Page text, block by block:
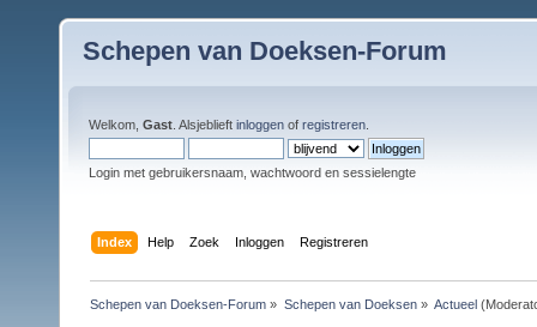
Schepen van Doeksen-Forum
Welkom, Gast . Alsjeblieft inloggen of registreren
Login met gebruikersnaam, wachtwoord en sessielengte
Index Help Zoek Inloggen Registreren
Schepen van Doeksen-Forum » Schepen van Doeksen» Actueel